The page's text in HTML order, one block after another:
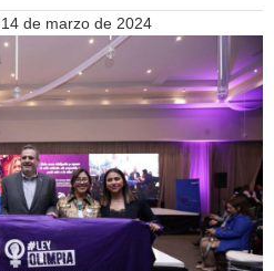
de marzo de 2024